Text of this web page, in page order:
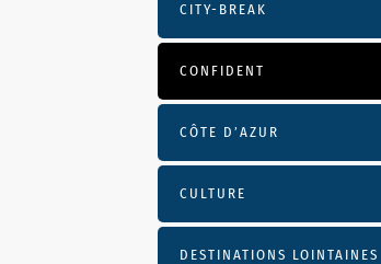
CITY-BREAK
CONFIDENT
CÔTE D’AZUR
CULTURE
DESTINATIONS LOINTAINES